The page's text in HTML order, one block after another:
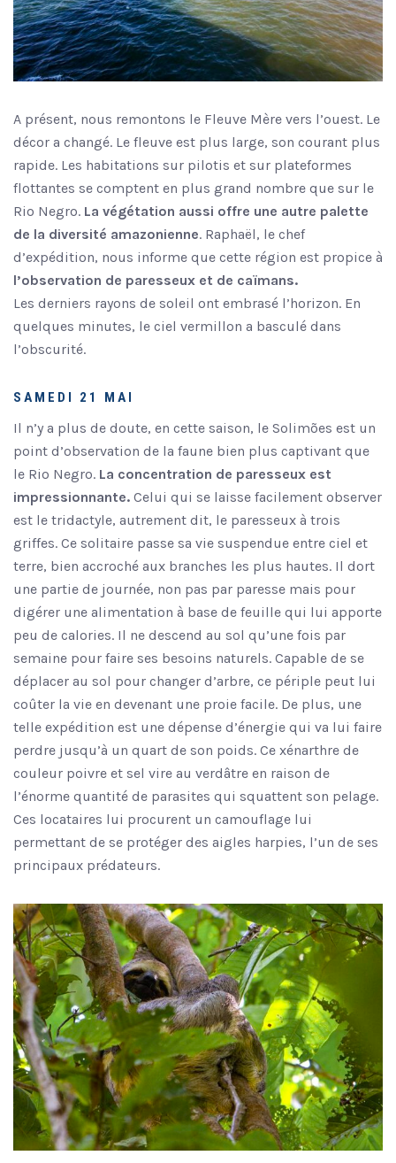
A présent, nous remontons le Fleuve Mère vers l’ouest. Le
décor a changé. Le fleuve est plus large, son courant plus
rapide. Les habitations sur pilotis et sur plateformes
flottantes se comptent en plus grand nombre que sur le
Rio Negro. La végétation aussi offre une autre palette
de la diversité amazonienne. Raphaël, le chef
d’expédition, nous informe que cette région est propice à
l’observation de paresseux et de caïmans.
Les derniers rayons de soleil ont embrasé l’horizon. En
quelques minutes, le ciel vermillon a basculé dans
l’obscurité.
SAMEDI 21 MAI
Il n’y a plus de doute, en cette saison, le Solimões est un
point d’observation de la faune bien plus captivant que
le Rio Negro. La concentration de paresseux est
impressionnante. Celui qui se laisse facilement observer
est le tridactyle, autrement dit, le paresseux à trois
griffes. Ce solitaire passe sa vie suspendue entre ciel et
terre, bien accroché aux branches les plus hautes. Il dort
une partie de journée, non pas par paresse mais pour
digérer une alimentation à base de feuille qui lui apporte
peu de calories. Il ne descend au sol qu’une fois par
semaine pour faire ses besoins naturels. Capable de se
déplacer au sol pour changer d’arbre, ce périple peut lui
coûter la vie en devenant une proie facile. De plus, une
telle expédition est une dépense d’énergie qui va lui faire
perdre jusqu’à un quart de son poids. Ce xénarthre de
couleur poivre et sel vire au verdâtre en raison de
l’énorme quantité de parasites qui squattent son pelage.
Ces locataires lui procurent un camouflage lui
permettant de se protéger des aigles harpies, l’un de ses
principaux prédateurs.